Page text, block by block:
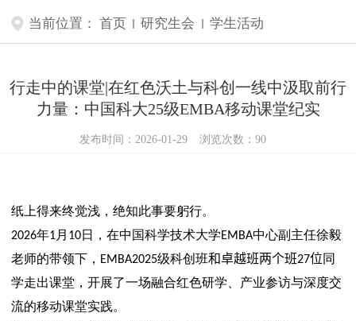
当前位置： 首页 研究生会 学生活动
行走中的课堂|在红色沃土与科创一线中汲取前行
力量：中国科大25级EMBA移动课堂纪实
发布时间：2026-01-29 浏览次数： 90
纸上得来终觉浅，绝知此事要躬行。
2026年1月 10日，在中国科学技术大学EMBA中心副主任徐毅
老师的带领下， EMBA2025级科创班和卓越班两个班27位同
学走出课堂，开展了一场融合红色研学、产业参访与深度交
流的移动课堂实践。